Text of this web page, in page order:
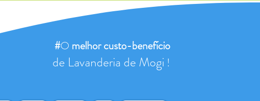
#O melhorcusto-benefício
de Lavanderia de Mogi !